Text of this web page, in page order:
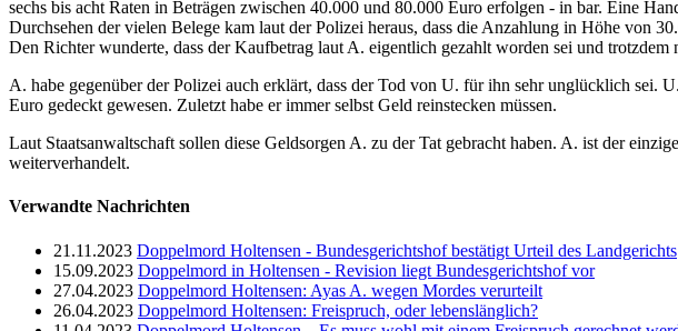
sechs bis acht Raten in Beträgen zwischen 40.000 und 80.000 Euro erfolgen - in bar. Eine
Durchsehen der vielen Belege kam laut der Polizei heraus, dass die Anzahlung in Höhe von
Den Richter wunderte, dass der Kaufbetrag laut A. eigentlich gezahlt worden sei und
A. habe gegenüber der Polizei auch erklärt, dass der Tod von U. für ihn sehr unglücklich sei.
Euro gedeckt gewesen. Zuletzt habe er immer selbst Geld reinstecken müssen.
Laut Staatsanwaltschaft sollen diese Geldsorgen A. zu der Tat gebracht haben. A. ist der
weiterverhandelt.
Verwandte Nachrichten
21.11.2023 Doppelmord Holtensen - Bundesgerichtshof bestätigt Urteil des Landgerichts
15.09.2023 Doppelmord in Holtensen - Revision liegt Bundesgerichtshof vor
27.04.2023 Doppelmord Holtensen: Ayas A. wegen Mordes verurteilt
26.04.2023 Doppelmord Holtensen: Freispruch, oder lebenslänglich?